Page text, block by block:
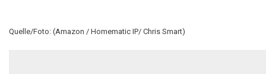
Quelle/Foto: (Amazon / Homematic IP/ Chris Smart)